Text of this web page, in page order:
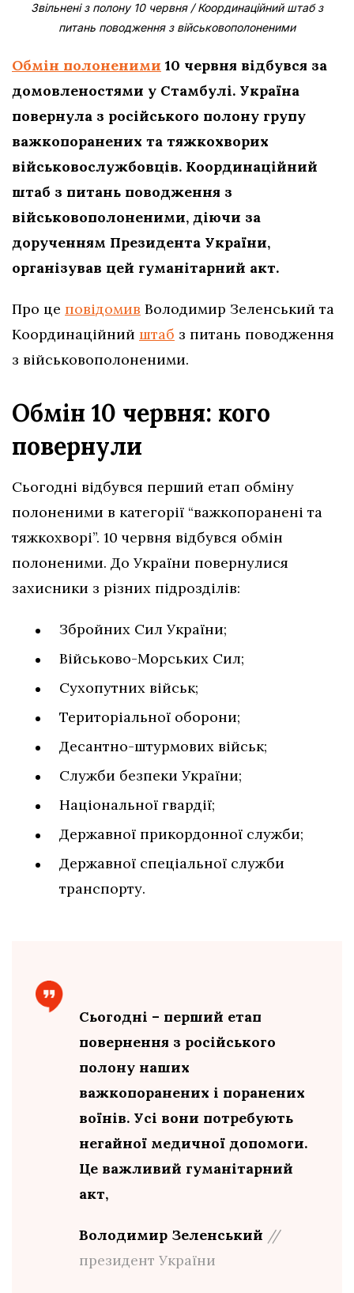
Звільнені з полону 10 червня / Координаційний штаб з
питань поводження з військовополоненими
Обмін полоненими 10 червня відбувся за
домовленостями у Стамбулі. Україна
повернула з російського полону групу
важкопоранених та тяжкохворих
військовослужбовців. Координаційний
штаб з питань поводження з
військовополоненими, діючи за
дорученням Президента України,
організував цей гуманітарний акт.
Про це повідомив Володимир Зеленський та
Координаційний штаб з питань поводження
з військовополоненими.
Обмін 10 червня: кого
повернули
Сьогодні відбувся перший етап обміну
полоненими в категорії “важкопоранені та
тяжкохворі”. 10 червня відбувся обмін
полоненими. До України повернулися
захисники з різних підрозділів:
Збройних Сил України;
Військово-Морських Сил;
Сухопутних військ;
Територіальної оборони;
Десантно-штурмових військ;
Служби безпеки України;
Національної гвардії;
Державної прикордонної служби;
Державної спеціальної служби
транспорту.
Сьогодні – перший етап
повернення з російського
полону наших
важкопоранених і поранених
воїнів. Усі вони потребують
негайної медичної допомоги.
Це важливий гуманітарний
акт,
Володимир Зеленський //
президент України